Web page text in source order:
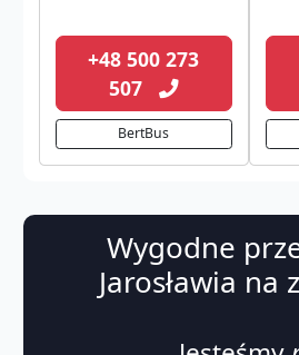
+48 500 273
507
BertBus
Wygodne
Jarosławia na